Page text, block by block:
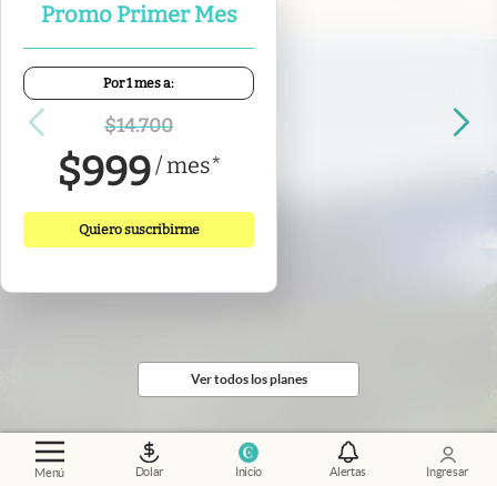
Menú Dolar Inicio Alertas Ingresar
Promo Primer Mes
Por 1 mes a:
$14.700
$999/mes*
Quiero suscribirme
Ver todos los planes